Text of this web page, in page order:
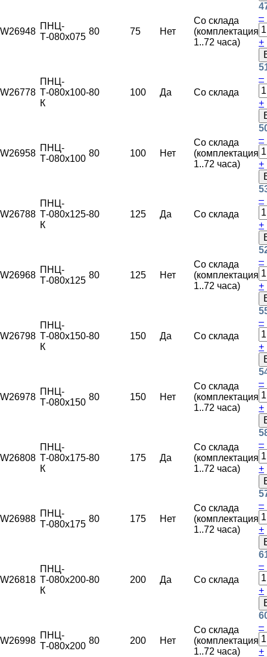
W26948
ПНЦ-
Т-080х075
80 75 Нет
Со склада
(комплектация
1..72 часа)
–
+
W26778
ПНЦ-
Т-080х100-
К
80 100 Да Со склада
–
+
W26958
ПНЦ-
Т-080х100
80 100 Нет
Со склада
(комплектация
1..72 часа)
–
+
W26788
ПНЦ-
Т-080х125-
К
80 125 Да Со склада
–
+
W26968
ПНЦ-
Т-080х125
80 125 Нет
Со склада
(комплектация
1..72 часа)
–
+
W26798
ПНЦ-
Т-080х150-
К
80 150 Да Со склада
–
+
W26978
ПНЦ-
Т-080х150
80 150 Нет
Со склада
(комплектация
1..72 часа)
–
+
W26808
ПНЦ-
Т-080х175-
К
80 175 Да
Со склада
(комплектация
1..72 часа)
–
+
W26988
ПНЦ-
Т-080х175
80 175 Нет
Со склада
(комплектация
1..72 часа)
–
+
W26818
ПНЦ-
Т-080х200-
К
80 200 Да Со склада
–
+
W26998
ПНЦ-
Т-080х200
80 200 Нет
Со склада
(комплектация
1..72 часа)
–
+